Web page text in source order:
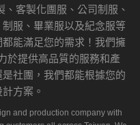
客製化團服、公司制服、
服、畢業服以及紀念服等
能滿足您的需求！我們擁
於提供高品質的服務和產
社團，我們都能根據您的
方案。
and production company with